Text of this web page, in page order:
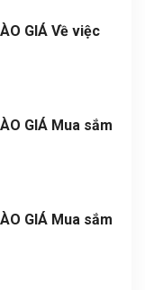
GIÁ Về việc
GIÁ Mua sắm
GIÁ Mua sắm